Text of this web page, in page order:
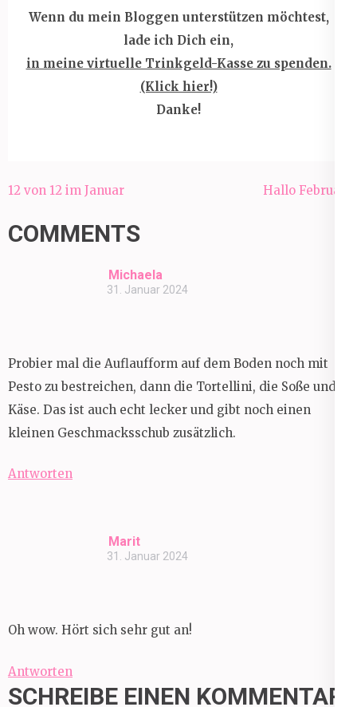
Wenn du mein Bloggen unterstützen möchtest,
lade ich Dich ein,
in meine virtuelle Trinkgeld-Kasse zu spenden.
(Klick hier!)
Danke!
Beitragsnavigation
12 von 12 im Januar Hallo Februar!
COMMENTS
Michaela
31. Januar 2024
Probier mal die Auflaufform auf dem Boden noch mit
Pesto zu bestreichen, dann die Tortellini, die Soße und
Käse. Das ist auch echt lecker und gibt noch einen
kleinen Geschmacksschub zusätzlich.
Antworten
Marit
31. Januar 2024
Oh wow. Hört sich sehr gut an!
Antworten
SCHREIBE EINEN KOMMENTAR